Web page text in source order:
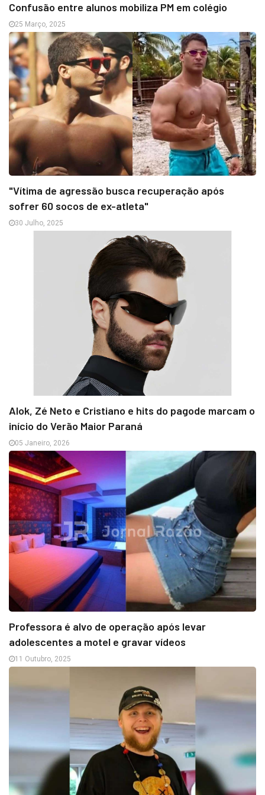
Confusão entre alunos mobiliza PM em colégio
25 Março, 2025
"Vítima de agressão busca recuperação após
sofrer 60 socos de ex-atleta"
30 Julho, 2025
Alok, Zé Neto e Cristiano e hits do pagode marcam o
início do Verão Maior Paraná
05 Janeiro, 2026
Professora é alvo de operação após levar
adolescentes a motel e gravar vídeos
11 Outubro, 2025